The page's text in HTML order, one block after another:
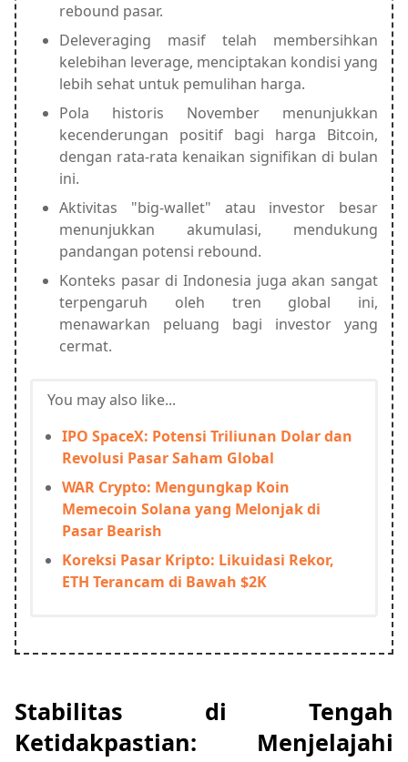
rebound pasar.
Deleveraging masif telah membersihkan
kelebihan leverage, menciptakan kondisi yang
lebih sehat untuk pemulihan harga.
Pola historis November menunjukkan
kecenderungan positif bagi harga Bitcoin,
dengan rata-rata kenaikan signifikan di bulan
ini.
Aktivitas "big-wallet" atau investor besar
menunjukkan akumulasi, mendukung
pandangan potensi rebound.
Konteks pasar di Indonesia juga akan sangat
terpengaruh oleh tren global ini,
menawarkan peluang bagi investor yang
cermat.
You may also like...
IPO SpaceX: Potensi Triliunan Dolar dan
Revolusi Pasar Saham Global
WAR Crypto: Mengungkap Koin
Memecoin Solana yang Melonjak di
Pasar Bearish
Koreksi Pasar Kripto: Likuidasi Rekor,
ETH Terancam di Bawah $2K
Stabilitas di Tengah
Ketidakpastian: Menjelajahi